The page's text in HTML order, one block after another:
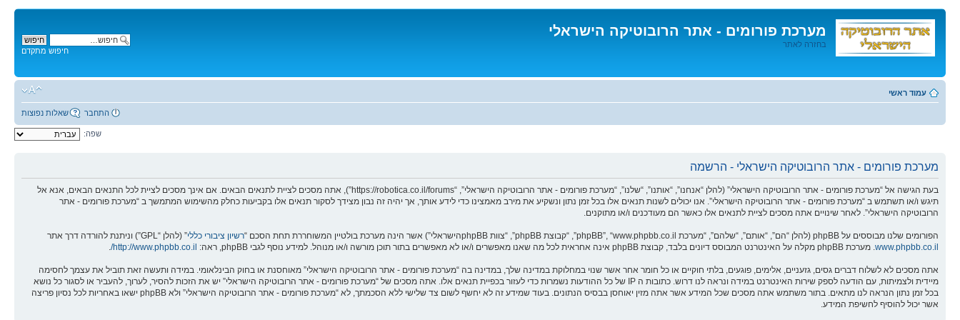
מערכת פורומים - אתר הרובוטיקה הישראלי
בחזרה לאתר
לתוכן
חיפוש מתקדם
עמוד ראשי
שאלות נפוצות התחבר
שפה:
מערכת פורומים - אתר הרובוטיקה הישראלי - הרשמה
בעת הגישה אל “מערכת פורומים - אתר הרובוטיקה הישראלי” (להלן “אנחנו”, “אותנו”, “שלנו”, “מערכת פורומים - אתר הרובוטיקה הישראלי”, “https://robotica.co.il/forums”), אתה מסכים לציית לתנאים הבאים. אם אינך מסכים לציית לכל התנאים הבאים, אנא אל
תיגש ו/או תשתמש ב “מערכת פורומים - אתר הרובוטיקה הישראלי”. אנו יכולים לשנות תנאים אלו בכל זמן נתון ונשקיע את מירב מאמצינו כדי לידע אותך, אך יהיה זה נבון מצידך לסקור תנאים אלו בקביעות כחלק מהשימוש המתמשך ב “מערכת פורומים - אתר
הרובוטיקה הישראלי”. לאחר שינויים אתה מסכים לציית לתנאים אלו כאשר הם מעודכנים ו/או מתוקנים.
הפורומים שלנו מבוססים על phpBB (להלן “הם”, “אותם”, “שלהם”, “מערכת phpBB”, “www.phpbb.co.il”, “קבוצת phpBB”, “צוות phpBBהישראלי”) אשר הינה מערכת בולטיין המשוחררת תחת הסכם “ רשיון ציבורי כללי” (להלן “GPL”) וניתנת להורדה דרך אתר
www.phpbb.co.il . מערכת phpBB מקלה על האינטרנט המבוסס דיונים בלבד, קבוצת phpBB אינה אחראית לכל מה שאנו מאפשרים ו/או לא מאפשרים בתור תוכן מורשה ו/או מנוהל. למידע נוסף לגבי phpBB, ראה: http://www.phpbb.co.il/
אתה מסכים לא לשלוח דברים גסים, גזעניים, אלימים, פוגעים, בלתי חוקיים או כל חומר אחר אשר שנוי במחלוקת במדינה שלך, במדינה בה “מערכת פורומים - אתר הרובוטיקה הישראלי” מאוחסנת או בחוק הבינלאומי. במידה ותעשה זאת תוביל את עצמך לחסימה
מיידית ולצמיתות, עם הודעה לספק שירות האינטרנט במידה ונראה לנו דרוש. כתובות ה IP של כל ההודעות נשמרות כדי לעזור בכפיית תנאים אלו. אתה מסכים של “מערכת פורומים - אתר הרובוטיקה הישראלי” יש את הזכות להסיר, לערוך, להעביר או לסגור כל נושא
בכל זמן נתון הנראה לנו מתאים. בתור משתמש אתה מסכים שכל המידע אשר אתה מזין יאוחסן בבסיס הנתונים. בעוד שמידע זה לא יחשף לשום צד שלישי ללא הסכמתך, לא “מערכת פורומים - אתר הרובוטיקה הישראלי” ולא phpBB ישאו באחריות לכל נסיון פריצה
אשר יכול להוסיף לחשיפת המידע.